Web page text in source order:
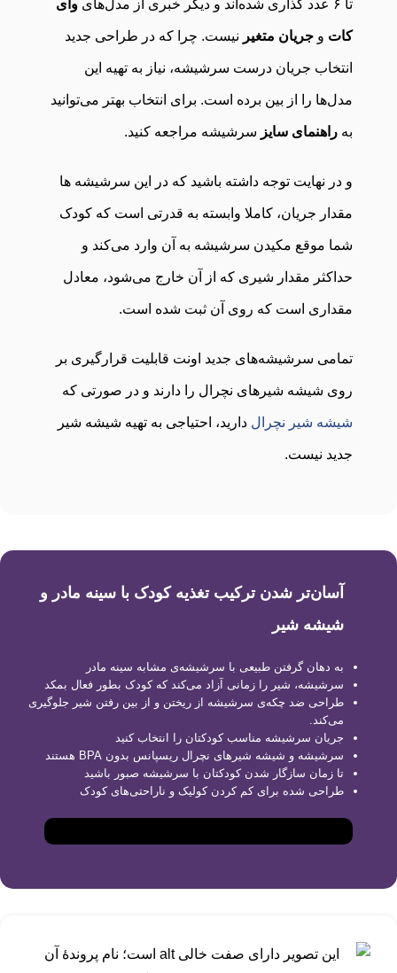
تا ۶ عدد گذاری شده‌اند و دیگر خبری از مدل‌های وای
کات و جریان متغیر نیست. چرا که در طراحی جدید
انتخاب جریان درست سرشیشه، نیاز به تهیه این
مدل‌ها را از بین برده است. برای انتخاب بهتر می‌توانید
به راهنمای سایز سرشیشه مراجعه کنید.
و در نهایت توجه داشته باشید که در این سرشیشه ها
مقدار جریان، کاملا وابسته به قدرتی است که کودک
شما موقع مکیدن سرشیشه به آن وارد می‌کند و
حداکثر مقدار شیری که از آن خارج می‌شود، معادل
مقداری است که روی آن ثبت شده است.
تمامی سرشیشه‌های جدید اونت قابلیت قرارگیری بر
روی شیشه شیرهای نچرال را دارند و در صورتی که
شیشه شیر نچرال دارید، احتیاجی به تهیه شیشه شیر
جدید نیست.
آسان‌تر شدن ترکیب تغذیه کودک با سینه مادر و
شیشه شیر
به دهان گرفتن طبیعی با سرشیشه‌ی مشابه سینه مادر
سرشیشه، شیر را زمانی آزاد می‌کند که کودک بطور فعال بمکد
طراحی ضد چکه‌ی سرشیشه از ریختن و از بین رفتن شیر جلوگیری
می‌کند.
جریان سرشیشه مناسب کودکتان را انتخاب کنید
سرشیشه و شیشه شیر‌های نچرال ریسپانس بدون BPA هستند
تا زمان سازگار شدن کودکتان با سرشیشه صبور باشید
طراحی شده برای کم کردن کولیک و ناراحتی‌های کودک